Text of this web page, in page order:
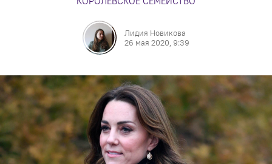
Лидия Новикова
26 мая 2020, 9:39